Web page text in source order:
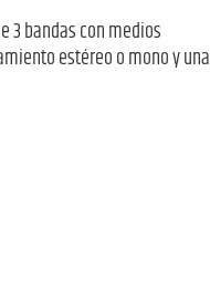
3 bandas con medios
estéreo o mono y una